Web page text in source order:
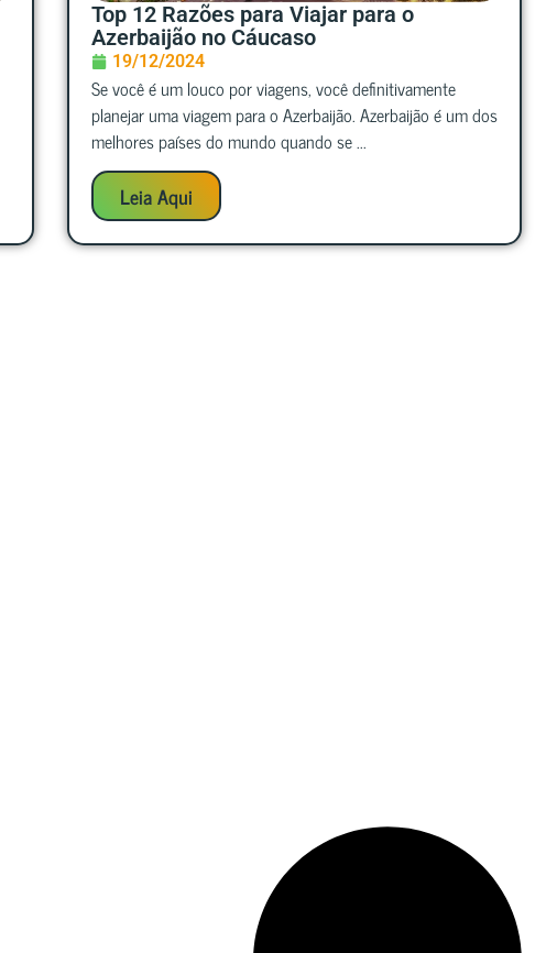
Top 12 Razões para Viajar para o
Azerbaijão no Cáucaso
19/12/2024
Se você é um louco por viagens, você definitivamente
planejar uma viagem para o Azerbaijão. Azerbaijão é um dos
melhores países do mundo quando se ...
Leia Aqui